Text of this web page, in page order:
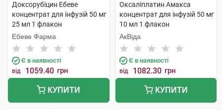
Доксорубіцин Ебеве
концентрат для інфузій 50 мг
25 мл 1 флакон
Ебеве Фарма
Є в наявності
від 1059.40 грн
КУПИТИ
Оксаліплатин Амакса
концентрат для інфузій 50 мг
10 мл 1 флакон
АкВіда
Є в наявності
від 1082.30 грн
КУПИТИ